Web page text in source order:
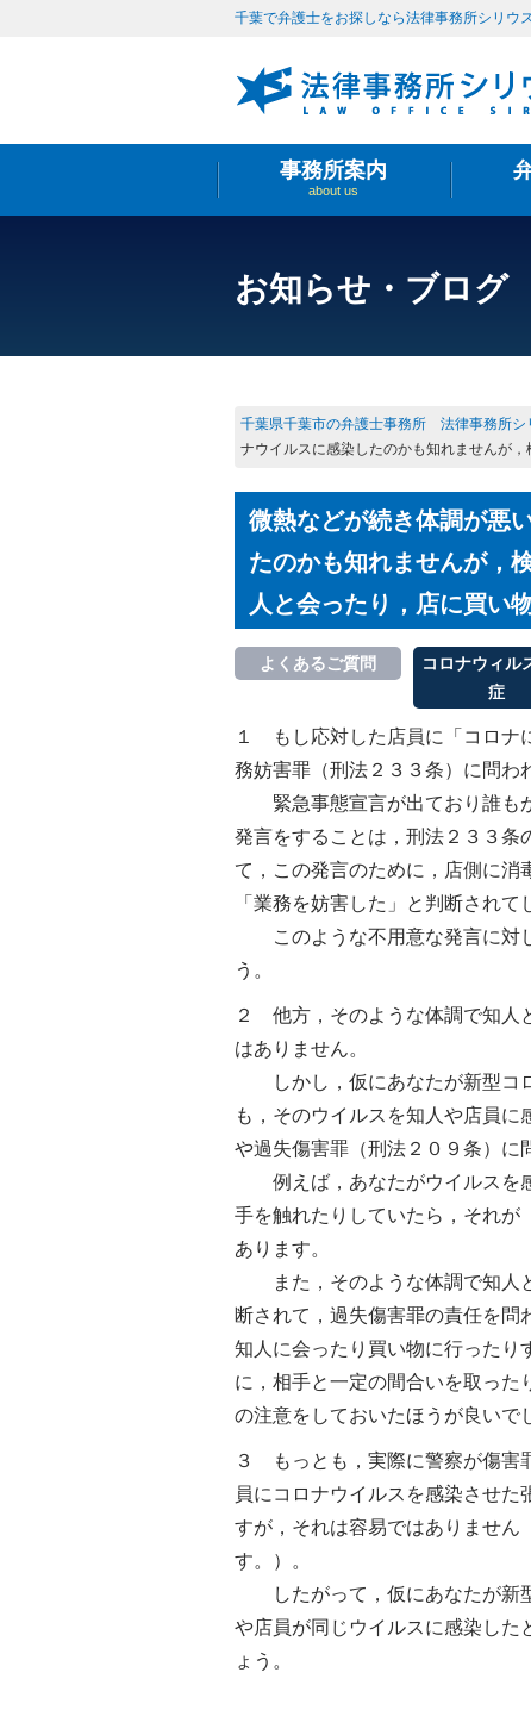
千葉で弁護士をお探しなら法律事務所シリウス
事務所案内
about us
お知らせ・ブログ
千葉県千葉市の弁護士事務所 法律事務所シ
ナウイルスに感染したのかも知れませんが
微熱などが続き体調が悪
たのかも知れませんが，
人と会ったり，店に買い
よくあるご質問
コロナウィル
症
１ もし応対した店員に「コロナ
務妨害罪（刑法２３３条）に問わ
緊急事態宣言が出ており誰もが
発言をすることは，刑法２３３条
て，この発言のために，店側に
「業務を妨害した」と判断されて
このような不用意な発言に対し
う。
２ 他方，そのような体調で知人
はありません。
しかし，仮にあなたが新型コ
も，そのウイルスを知人や店員に
や過失傷害罪（刑法２０９条）に
例えば，あなたがウイルスを感
手を触れたりしていたら，それが
あります。
また，そのような体調で知人と
断されて，過失傷害罪の責任を
知人に会ったり買い物に行ったり
に，相手と一定の間合いを取った
の注意をしておいたほうが良いで
３ もっとも，実際に警察が傷害
員にコロナウイルスを感染させ
すが，それは容易ではありません
す。）。
したがって，仮にあなたが新型
や店員が同じウイルスに感染した
ょう。